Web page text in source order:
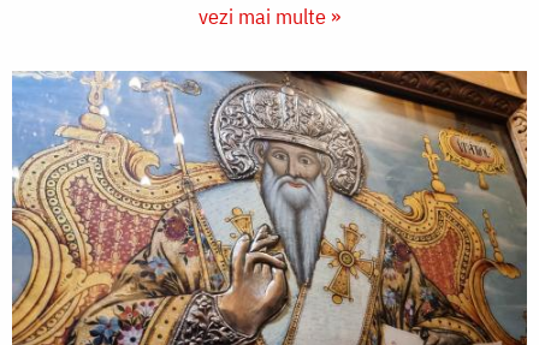
vezi mai multe »